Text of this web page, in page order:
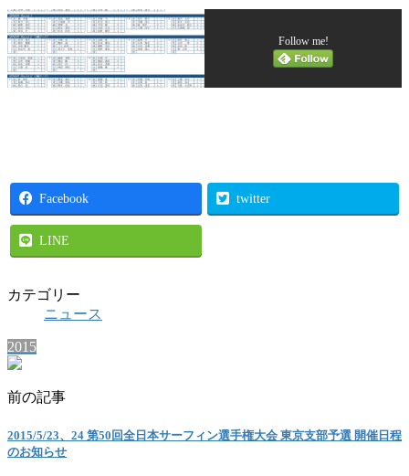
Follow me!
Facebook twitter
LINE
カテゴリー
ニュース
2015
前の記事
2015/5/23、24 第50回全日本サーフィン選手権大会 東京支部予選 開催日程
のお知らせ